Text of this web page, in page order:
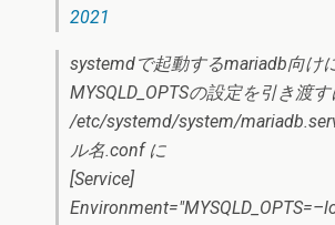
2021
systemdで起動するmariadb向け
MYSQLD_OPTSの設定を引き渡
/etc/systemd/system/
ル名.conf に
[Service]